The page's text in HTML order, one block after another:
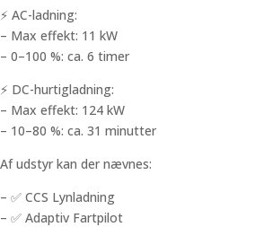
⚡ AC-ladning:
– Max effekt: 11 kW
– 0–100 %: ca. 6 timer
⚡ DC-hurtigladning:
– Max effekt: 124 kW
– 10–80 %: ca. 31 minutter
Af udstyr kan der nævnes:
– ✅ CCS Lynladning
– ✅ Adaptiv Fartpilot